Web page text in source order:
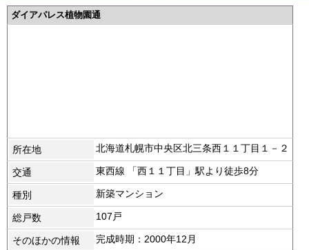
ダイアパレス植物園通
所在地 北海道札幌市中央区北三条西１１丁目１－２
交通 東西線 「西１１丁目」駅より徒歩8分
種別 新築マンション
総戸数 107戸
そのほかの情報 完成時期：2000年12月